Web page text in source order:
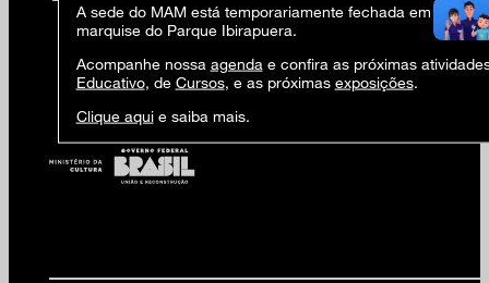
A sede do MAM está temporariamente fechada em virtude
marquise do Parque Ibirapuera.
Acompanhe nossa agenda e confira as próximas
Educativo, de Cursos, e as próximas exposições.
Clique aquie saiba mais.